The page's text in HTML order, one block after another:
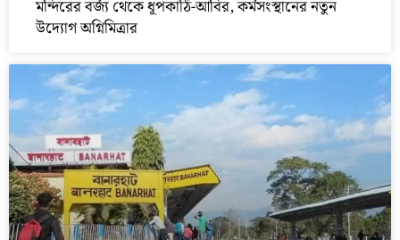
মন্দিরের বর্জ্য থেকে ধূপকাঠি-আবির, কর্মসংস্থানের নতুন
উদ্যোগ অগ্নিমিত্রার